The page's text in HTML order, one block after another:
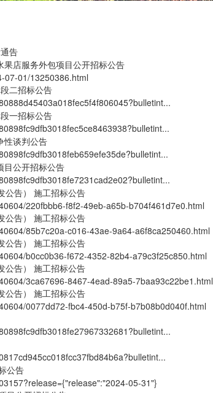
告
店服务外包项目公开招标公告
07-01/13250386.html
二招标公告
一招标公告
性谈判公告
目公开招标公告
公告） 施工招标公告
220fbbb6-f8f2-49eb-a65b-b704f461d7e0.html
公告） 施工招标公告
85b7c20a-c016-43ae-9a64-a6f8ca250460.html
公告） 施工招标公告
b0cc0b36-f672-4352-82b4-a79c3f25c850.html
公告） 施工招标公告
3ca67696-8467-4ead-89a5-7baa93c22be1.html
公告） 施工招标公告
0077dd72-fbc4-450d-b75f-b7b08b0d040f.html
公告
05-31"}